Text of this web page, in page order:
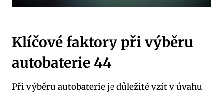
Klíčové faktory ⁤při výběru
autobaterie 44
Při výběru ‌autobaterie je důležité ⁣vzít v úvahu